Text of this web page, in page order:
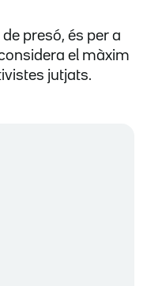
presó, és per a
el màxim
jutjats.